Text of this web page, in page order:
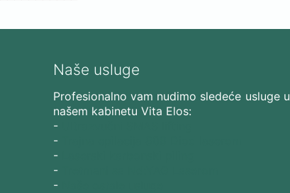
Naše usluge
Profesionalno vam nudimo sledeće usluge u
našem kabinetu Vita Elos:
-
-
-
-
-